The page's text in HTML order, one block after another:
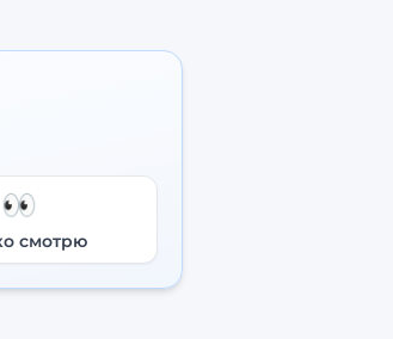
👀
смотрю